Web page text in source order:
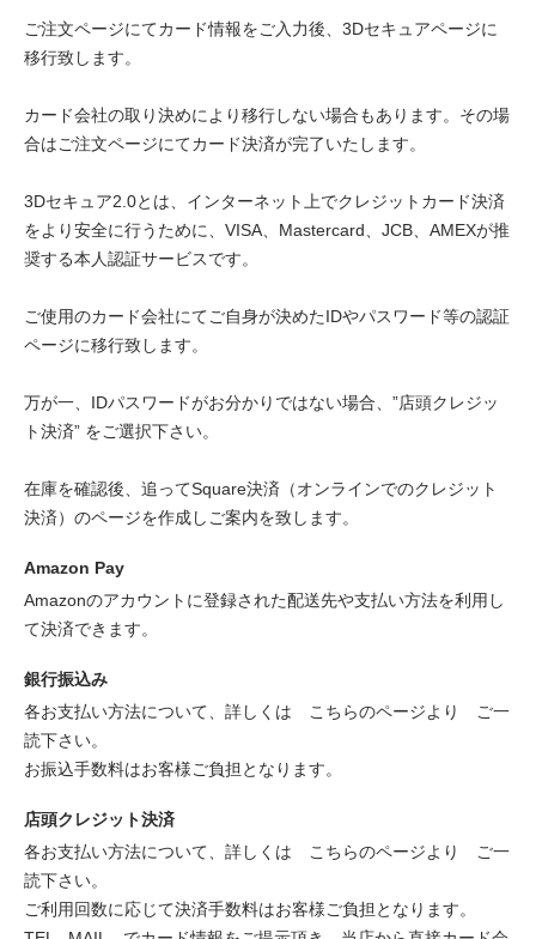
ご注文ページにてカード情報をご入力後、3Dセキュアページに
移行致します。
カード会社の取り決めにより移行しない場合もあります。その場
合はご注文ページにてカード決済が完了いたします。
3Dセキュア2.0とは、インターネット上でクレジットカード決済
をより安全に行うために、VISA、Mastercard、JCB、AMEXが推
奨する本人認証サービスです。
ご使用のカード会社にてご自身が決めたIDやパスワード等の認証
ページに移行致します。
万が一、IDパスワードがお分かりではない場合、”店頭クレジッ
ト決済” をご選択下さい。
在庫を確認後、追ってSquare決済（オンラインでのクレジット
決済）のページを作成しご案内を致します。
Amazon Pay
Amazonのアカウントに登録された配送先や支払い方法を利用し
て決済できます。
銀行振込み
各お支払い方法について、詳しくは
こちらのページより
ご一
読下さい。
お振込手数料はお客様ご負担となります。
店頭クレジット決済
各お支払い方法について、詳しくは
こちらのページより
ご一
読下さい。
ご利用回数に応じて決済手数料はお客様ご負担となります。